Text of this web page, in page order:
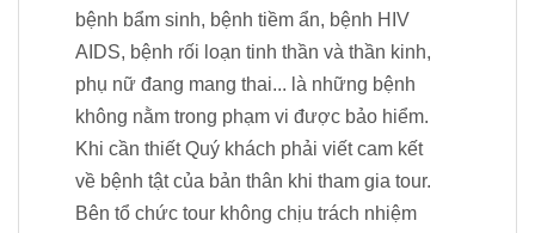
bệnh bẩm sinh, bệnh tiềm ẩn, bệnh HIV
AIDS, bệnh rối loạn tinh thần và thần kinh,
phụ nữ đang mang thai... là những bệnh
không nằm trong phạm vi được bảo hiểm.
Khi cần thiết Quý khách phải viết cam kết
về bệnh tật của bản thân khi tham gia tour.
Bên tổ chức tour không chịu trách nhiệm